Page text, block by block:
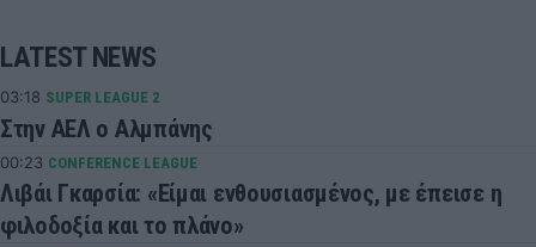
LATEST NEWS
03:18 SUPER LEAGUE 2
Στην ΑΕΛ ο Αλμπάνης
00:23 CONFERENCE LEAGUE
Λιβάι Γκαρσία: «Είμαι ενθουσιασμένος, με έπεισε η
φιλοδοξία και το πλάνο»